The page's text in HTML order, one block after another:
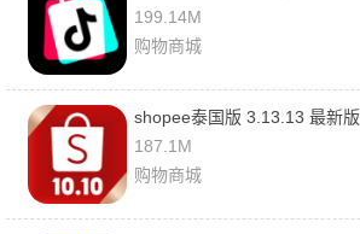
199.14M
购物商城
shopee泰国版 3.13.13 最新版
187.1M
购物商城